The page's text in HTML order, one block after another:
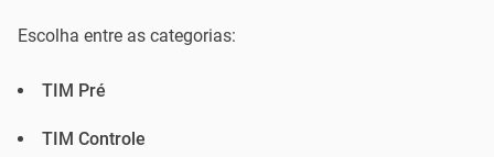
Escolha entre as categorias:
TIM Pré
TIM Controle